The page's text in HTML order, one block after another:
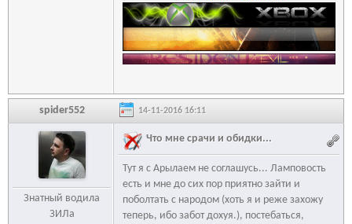
spider552 14-11-2016 16:11
Знатный водила
ЗИЛа
Что мне срачи и обидки...
Тут я с Арылаем не соглашусь... Ламповость
есть и мне до сих пор приятно зайти и
поболтать с народом (хоть я и реже захожу
теперь, ибо забот дохуя.), постебаться,